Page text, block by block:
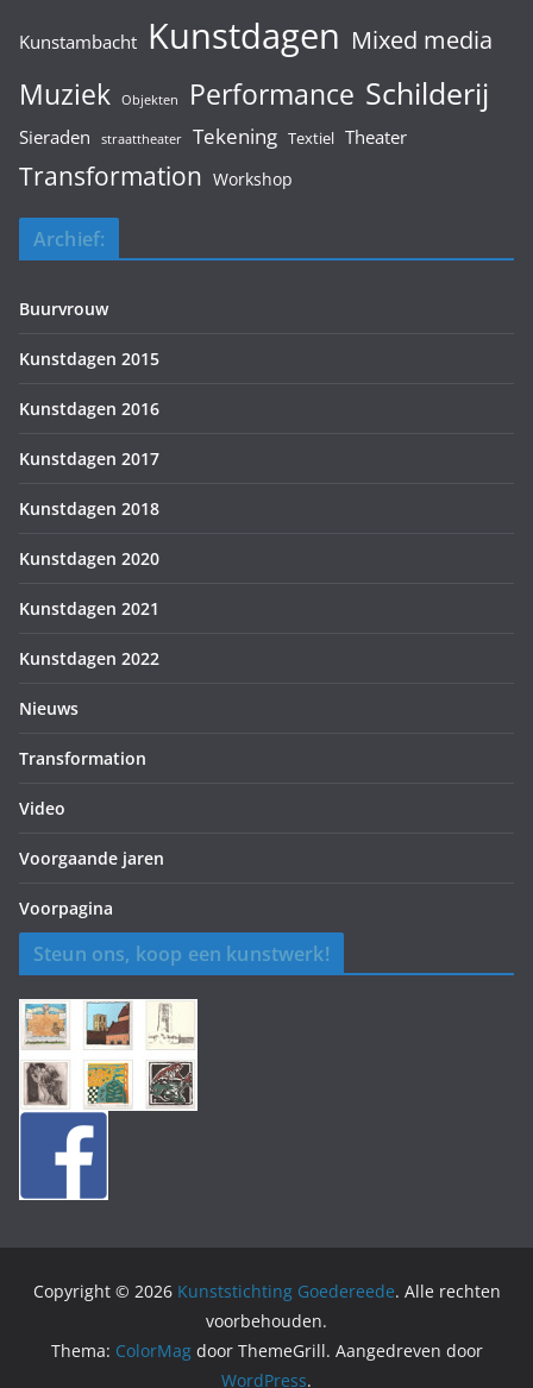
Kunstambacht Kunstdagen Mixed media
Muziek Objekten Performance Schilderij
Sieraden straattheater Tekening Textiel Theater
Transformation Workshop
Archief:
Buurvrouw
Kunstdagen 2015
Kunstdagen 2016
Kunstdagen 2017
Kunstdagen 2018
Kunstdagen 2020
Kunstdagen 2021
Kunstdagen 2022
Nieuws
Transformation
Video
Voorgaande jaren
Voorpagina
Steun ons, koop een kunstwerk!
Copyright © 2026 Kunststichting Goedereede. Alle rechten
voorbehouden.
Thema: ColorMagdoor ThemeGrill. Aangedreven door
WordPress.